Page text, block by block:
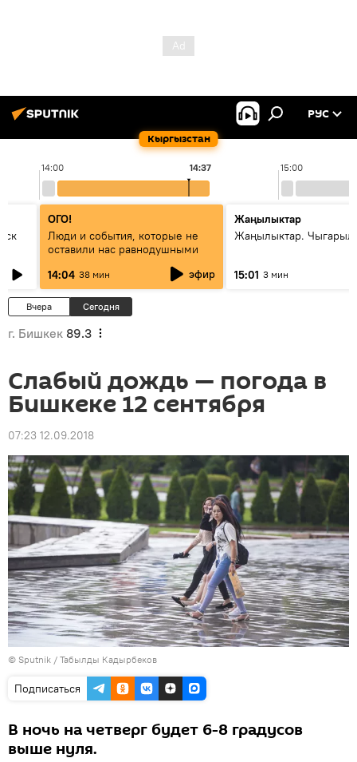
Кыргызстан
РУС
14:00 15:00
14:37
ОГО!
Люди и события, которые не
оставили нас равнодушными
14:04 38 мин эфир
Жаңылыктар
Жаңылыктар.
15:01 3 мин
Вчера Сегодня
г. Бишкек 89.3
Слабый дождь — погода в
Бишкеке 12 сентября
07:23 12.09.2018
© Sputnik / Табылды Кадырбеков
Подписаться
В ночь на четверг будет 6-8 градусов
выше нуля.